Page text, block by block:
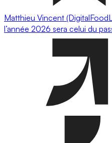
Matthieu Vincent
l’année 2026 sera celui du